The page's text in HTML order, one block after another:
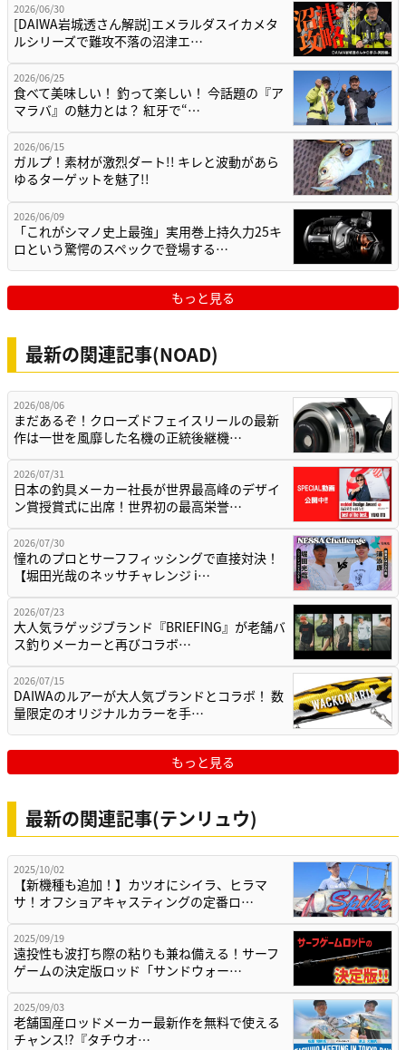
2026/06/30
[DAIWA岩城透さん解説]エメラルダスイカメタ
ルシリーズで難攻不落の沼津エ…
2026/06/25
食べて美味しい！ 釣って楽しい！ 今話題の『ア
マラバ』の魅力とは？ 紅牙で“…
2026/06/15
ガルプ！素材が激烈ダート!! キレと波動があら
ゆるターゲットを魅了!!
2026/06/09
「これがシマノ史上最強」実用巻上持久力25キ
ロという驚愕のスペックで登場する…
もっと見る
最新の関連記事(NOAD)
2026/08/06
まだあるぞ！クローズドフェイスリールの最新
作は一世を風靡した名機の正統後継機…
2026/07/31
日本の釣具メーカー社長が世界最高峰のデザイ
ン賞授賞式に出席！世界初の最高栄誉…
2026/07/30
憧れのプロとサーフフィッシングで直接対決！
【堀田光哉のネッサチャレンジ i…
2026/07/23
大人気ラゲッジブランド『BRIEFING』が老舗バ
ス釣りメーカーと再びコラボ…
2026/07/15
DAIWAのルアーが大人気ブランドとコラボ！ 数
量限定のオリジナルカラーを手…
もっと見る
最新の関連記事(テンリュウ)
2025/10/02
【新機種も追加！】カツオにシイラ、ヒラマ
サ！オフショアキャスティングの定番ロ…
2025/09/19
遠投性も波打ち際の粘りも兼ね備える！サーフ
ゲームの決定版ロッド「サンドウォー…
2025/09/03
老舗国産ロッドメーカー最新作を無料で使える
チャンス⁉『タチウオ…